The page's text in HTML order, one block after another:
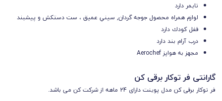
تایمر دارد
لوازم همراه محصول جوجه گردان, سيني عميق ، ست دستكش و پيشبند
قفل كودك دارد
درب آرام بند دارد
مجهز به هواپز Aerochef
گارانتی فر توکار برقی کن
فر توکار برقی کن مدل پوینت دارای 24 ماهه از شرکت کن می باشد.